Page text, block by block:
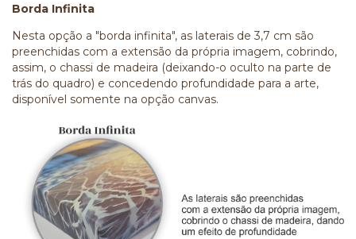
Borda Infinita
Nesta opção a "borda infinita", as laterais de 3,7 cm são
preenchidas com a extensão da própria imagem, cobrindo,
assim, o chassi de madeira (deixando-o oculto na parte de
trás do quadro) e concedendo profundidade para a arte,
disponível somente na opção canvas.